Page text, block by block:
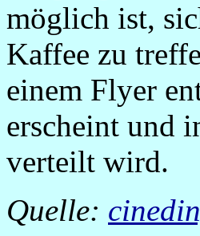
möglich ist,
Kaffee zu
einem Flyer
erscheint und
verteilt wird.
Quelle: